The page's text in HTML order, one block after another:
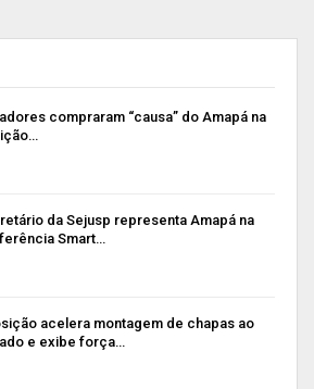
compraram “causa” do Amapá na
da Sejusp representa Amapá na
Smart…
acelera montagem de chapas ao
e exibe força…